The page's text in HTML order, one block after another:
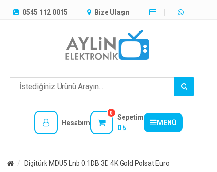
0545 112 0015 Bize Ulaşın
Hesabım
0
Sepetim
0 ₺
MENÜ
TÜM
Digitürk MDU5 Lnb 0.1DB 3D 4K Gold Polsat Euro